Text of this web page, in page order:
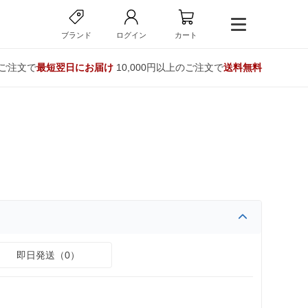
ブランド ログイン カート
注文で最短翌日にお届け10,000円以上のご注文で送料無料
即日発送（0）